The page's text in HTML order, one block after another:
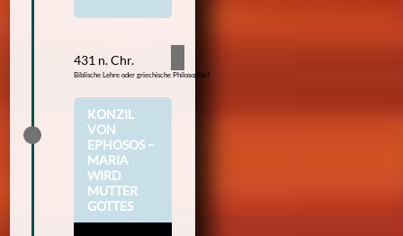
431 n. Chr.
Biblische Lehre oder griechische Philosophie?
KONZIL
VON
EPHOSOS –
MARIA
WIRD
MUTTER
GOTTES